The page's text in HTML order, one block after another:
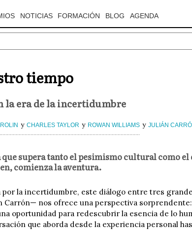
NOTICIAS FORMACIÓN BLOG AGENDA
tiempo
la era de la incertidumbre
y CHARLES TAYLOR y ROWAN WILLIAMS y JULIÁN
supera tanto el pesimismo cultural como
comienza la aventura.
por la incertidumbre, este diálogo entre tres
Carrón— nos ofrece una perspectiva
oportunidad para redescubrir la esencia de lo
que aborda desde la experiencia personal